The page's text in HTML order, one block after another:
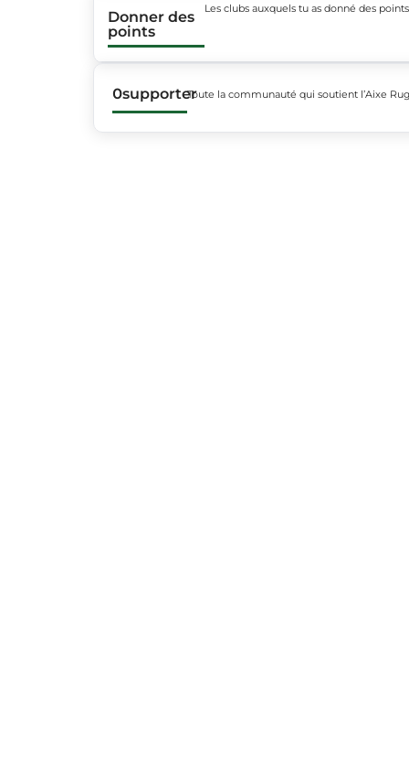
Donner des
points
Les clubs auxquels tu as donné des points
0supporterToute la communauté qui soutient l’Aixe